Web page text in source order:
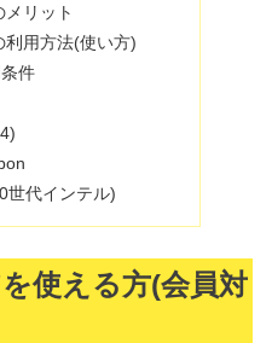
リット
用方法(使い方)
件
世代インテル)
使える方(会員対